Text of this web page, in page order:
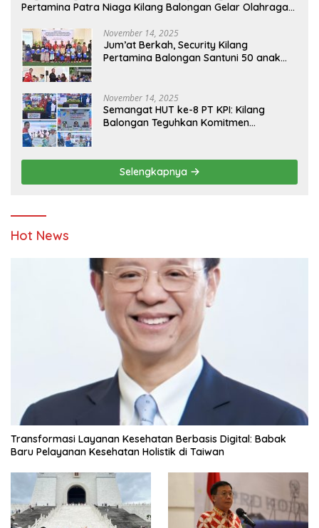
Pertamina Patra Niaga Kilang Balongan Gelar Olahraga
November 14, 2025
Jum’at Berkah, Security Kilang
Pertamina Balongan Santuni 50 anak
November 14, 2025
Semangat HUT ke-8 PT KPI: Kilang
Balongan Teguhkan Komitmen
Pendidikan
Selengkapnya
Hot News
Transformasi Layanan Kesehatan Berbasis Digital: Babak
Baru Pelayanan Kesehatan Holistik di Taiwan